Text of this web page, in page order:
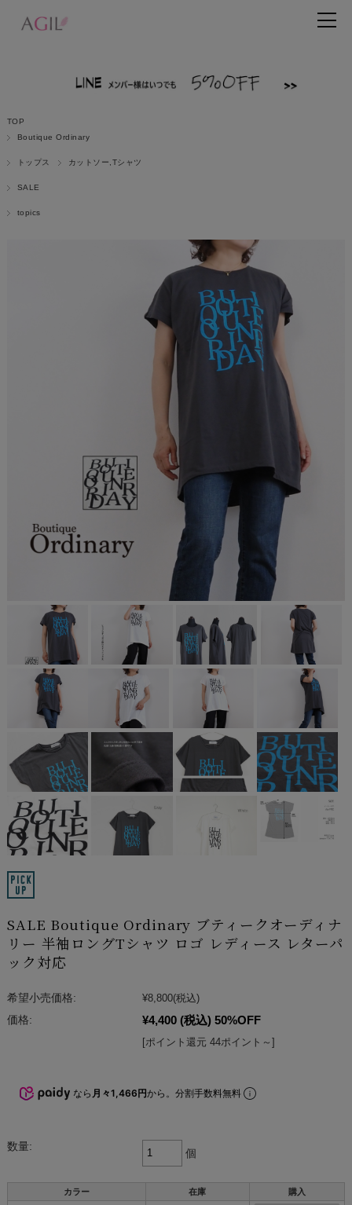
TOP
Boutique Ordinary
トップス カットソー,Tシャツ
SALE
topics
SALE Boutique Ordinary ブティークオーディナ
リー 半袖ロングTシャツ ロゴ レディース レターパ
ック対応
希望小売価格: ¥8,800(税込)
価格:
¥4,400 (税込) 50%OFF
[ポイント還元 44ポイント～]
なら 月々1,466円から。分割手数料無料
数量:
個
カラー 在庫 購入